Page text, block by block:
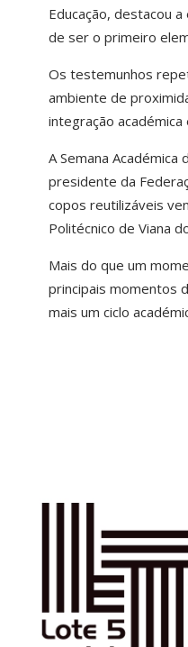
Educação, destacou
de ser o primeiro
Os testemunhos
ambiente de
integração académica
A Semana
presidente da
copos reutilizáveis
Politécnico de Viana
Mais do que um
principais momentos
mais um ciclo